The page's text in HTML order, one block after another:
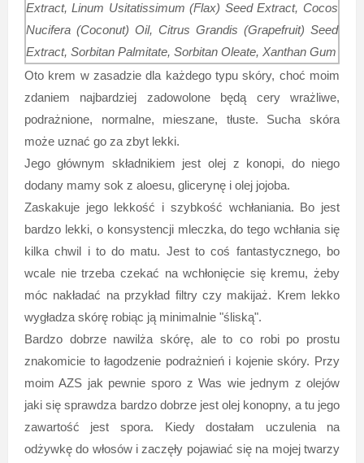
Extract, Linum Usitatissimum (Flax) Seed Extract, Cocos
Nucifera (Coconut) Oil, Citrus Grandis (Grapefruit) Seed
Extract, Sorbitan Palmitate, Sorbitan Oleate, Xanthan Gum
Oto krem w zasadzie dla każdego typu skóry, choć moim
zdaniem najbardziej zadowolone będą cery wrażliwe,
podrażnione, normalne, mieszane, tłuste. Sucha skóra
może uznać go za zbyt lekki.
Jego głównym składnikiem jest olej z konopi, do niego
dodany mamy sok z aloesu, glicerynę i olej jojoba.
Zaskakuje jego lekkość i szybkość wchłaniania. Bo jest
bardzo lekki, o konsystencji mleczka, do tego wchłania się
kilka chwil i to do matu. Jest to coś fantastycznego, bo
wcale nie trzeba czekać na wchłonięcie się kremu, żeby
móc nakładać na przykład filtry czy makijaż. Krem lekko
wygładza skórę robiąc ją minimalnie "śliską".
Bardzo dobrze nawilża skórę, ale to co robi po prostu
znakomicie to łagodzenie podrażnień i kojenie skóry. Przy
moim AZS jak pewnie sporo z Was wie jednym z olejów
jaki się sprawdza bardzo dobrze jest olej konopny, a tu jego
zawartość jest spora. Kiedy dostałam uczulenia na
odżywkę do włosów i zaczęły pojawiać się na mojej twarzy